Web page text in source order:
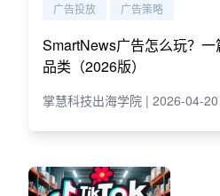
广告投放 广告策略
SmartNews广告怎么玩？
品类（2026版）
掌慧科技出海学院 | 2026-04-20